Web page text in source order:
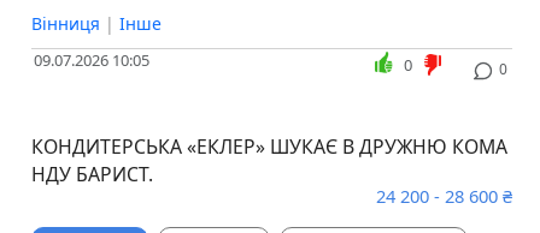
Вінниця | Інше
09.07.2026 10:05 0
0
КОНДИТЕРСЬКА «ЕКЛЕР» ШУКАЄ В ДРУЖНЮ КОМА
НДУ БАРИСТ.
24 200 - 28 600 ₴